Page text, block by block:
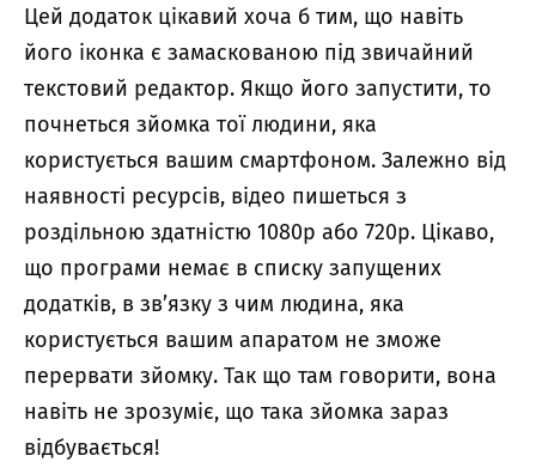
Цей додаток цікавий хоча б тим, що навіть
його іконка є замаскованою під звичайний
текстовий редактор. Якщо його запустити, то
почнеться зйомка тої людини, яка
користується вашим смартфоном. Залежно від
наявності ресурсів, відео пишеться з
роздільною здатністю 1080p або 720p. Цікаво,
що програми немає в списку запущених
додатків, в зв’язку з чим людина, яка
користується вашим апаратом не зможе
перервати зйомку. Так що там говорити, вона
навіть не зрозуміє, що така зйомка зараз
відбувається!